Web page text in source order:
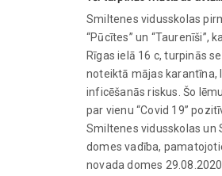
Smiltenes vidusskolas
“Pūcītes” un “Taurenīši”,
Rīgas ielā 16 c, turpinās
noteiktā mājas karantīna,
inficēšanās riskus. Šo
par vienu “Covid 19”
Smiltenes vidusskolas un
domes vadība,
novada domes